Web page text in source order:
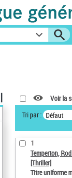
Voir la
Tri par : Défaut
1
Temperton,
[Thriller]
Titre uniforme